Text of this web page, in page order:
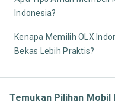
Indonesia?
Kenapa Memilih OLX
Bekas Lebih Praktis?
Temukan Pilihan Mobil